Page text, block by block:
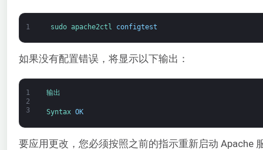
1 sudo apache2ctl configtest
如果没有配置错误，将显示以下输出：
1
2
3
输出
Syntax OK
要应用更改，您必须按照之前的指示重新启动 Apache